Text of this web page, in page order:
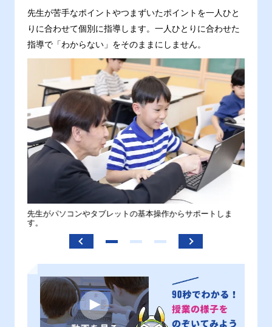
先生が苦手なポイントやつまずいたポイントを一人ひと
りに合わせて個別に指導します。一人ひとりに合わせた
指導で「わからない」をそのままにしません。
先生がパソコンやタブレットの基本操作からサポートしま
す。